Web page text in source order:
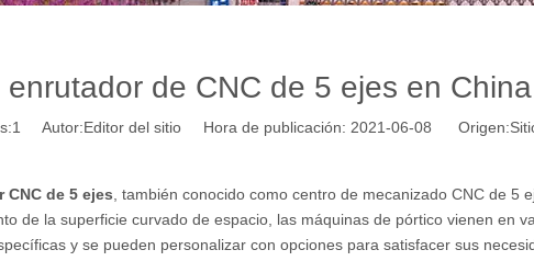
enrutador de CNC de 5 ejes en
1 Autor:Editor del sitio Hora de publicación: 2021-06-08 Origen:
CNC de 5 ejes , también conocido como centro de mecanizado CNC de 5
de la superficie curvado de espacio, las máquinas de pórtico vienen en
y se pueden personalizar con opciones para satisfacer sus